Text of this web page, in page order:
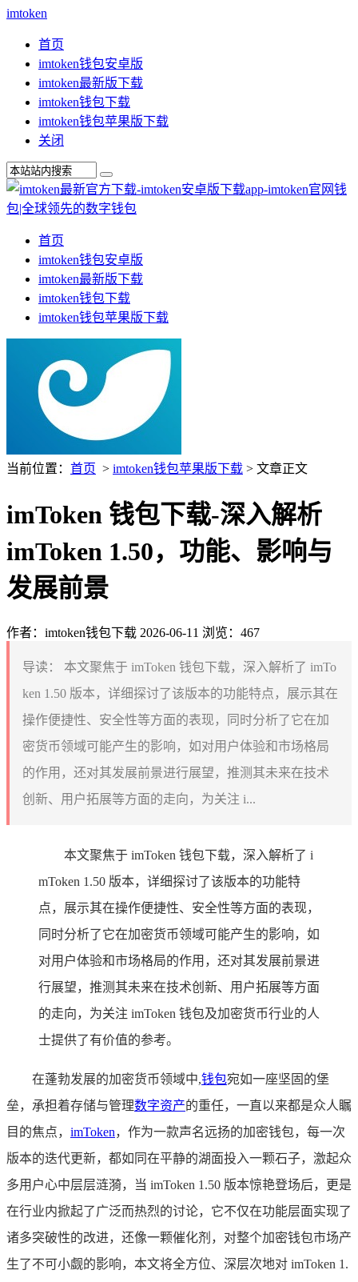
imtoken
首页
imtoken钱包安卓版
imtoken最新版下载
imtoken钱包下载
imtoken钱包苹果版下载
关闭
首页
imtoken钱包安卓版
imtoken最新版下载
imtoken钱包下载
imtoken钱包苹果版下载
当前位置： 首页 > imtoken钱包苹果版下载 > 文章正文
imToken 钱包下载-深入解析
imToken 1.50，功能、影响与
发展前景
作者：imtoken钱包下载 2026-06-11 浏览：467
导读：
本文聚焦于 imToken 钱包下载，深入解析了 imTo
ken 1.50 版本，详细探讨了该版本的功能特点，展示其在
操作便捷性、安全性等方面的表现，同时分析了它在加
密货币领域可能产生的影响，如对用户体验和市场格局
的作用，还对其发展前景进行展望，推测其未来在技术
创新、用户拓展等方面的走向，为关注 i...
本文聚焦于 imToken 钱包下载，深入解析了 i
mToken 1.50 版本，详细探讨了该版本的功能特
点，展示其在操作便捷性、安全性等方面的表现，
同时分析了它在加密货币领域可能产生的影响，如
对用户体验和市场格局的作用，还对其发展前景进
行展望，推测其未来在技术创新、用户拓展等方面
的走向，为关注 imToken 钱包及加密货币行业的人
士提供了有价值的参考。
在蓬勃发展的加密货币领域中,钱包宛如一座坚固的堡
垒，承担着存储与管理数字资产的重任，一直以来都是众人瞩
目的焦点， imToken，作为一款声名远扬的加密钱包，每一次
版本的迭代更新，都如同在平静的湖面投入一颗石子，激起众
多用户心中层层涟漪，当 imToken 1.50 版本惊艳登场后，更是
在行业内掀起了广泛而热烈的讨论，它不仅在功能层面实现了
诸多突破性的改进，还像一颗催化剂，对整个加密钱包市场产
生了不可小觑的影响，本文将全方位、深层次地对 imToken 1.